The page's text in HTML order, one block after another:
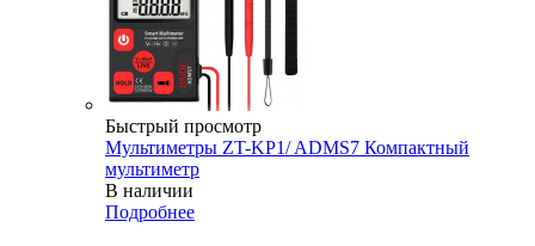
Быстрый просмотр
Мультиметры ZT-KP1/ ADMS7 Компактный
мультиметр
В наличии
Подробнее